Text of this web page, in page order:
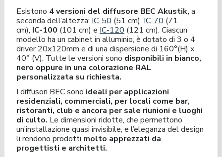
Esistono 4 versioni del diffusore BEC Akustik, a
seconda dell’altezza: IC-50 (51 cm), IC-70 (71
cm), IC-100 (101 cm) e IC-120 (121 cm). Ciascun
modello ha un cabinet in alluminio, è dotato di 3 o 4
driver 20x120mm e di una dispersione di 160°(H) x
40° (V). Tutte le versioni sono disponibili in bianco,
nero oppure in una colorazione RAL
personalizzata su richiesta.
I diffusori BECsono ideali per applicazioni
residenziali, commerciali, per locali come bar,
ristoranti, club e ancora per sale riunioni e luoghi
di culto. Le dimensioni ridotte, che permettono
un’installazione quasi invisibile, e l’eleganza del design
li rendono prodotti molto apprezzati da
progettisti e architetti.